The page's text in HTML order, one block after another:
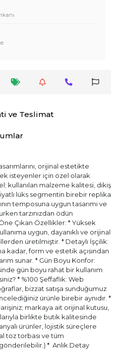
ve Teslimat
orijinal estetikte
isteyenler için özel olarak
kullanılan malzeme kalitesi, dikiş
lüks segmentin birebir replika
temposuna uygun tasarımı ve
tarzınızdan ödün
Çıkan Özellikler: * Yüksek
uygun, dayanıklı ve orijinal
üretilmiştir. * Detaylı İşçilik:
kadar, form ve estetik açısından
sunar. * Gün Boyu Konfor:
gün boyu rahat bir kullanım
* %100 Şeffaflık: Web
bizzat satışa sunduğumuz
ürünle birebir aynıdır. *
markaya ait orijinal kutusu,
birlikte butik kalitesinde
ürünler, lojistik süreçlere
toz torbası ve tüm
* ⁠ Anlık Detay